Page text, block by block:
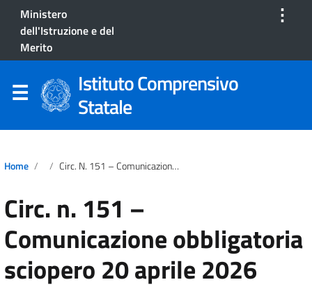
Ministero
dell'Istruzione e del
Merito
⋮
Istituto Comprensivo
Statale
Home Circ. N. 151 – Comunicazione Obbligatoria Sciopero 20 Aprile 2026
Circ. n. 151 –
Comunicazione obbligatoria
sciopero 20 aprile 2026